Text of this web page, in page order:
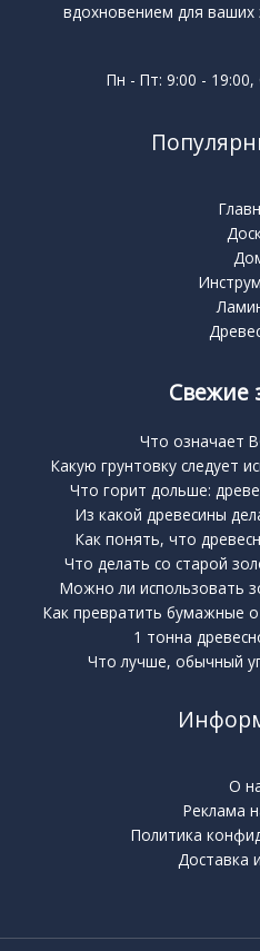
вдохновением для ваших
Пн - Пт: 9:00 -
Свежие
Что означает
Какую грунтовку следует
Что горит дольше:
Из какой древесины
Как понять, что
Что делать со старой
Можно ли использовать
Как превратить бумажные
1 тонна
Что лучше, обычный
О
Реклама
Политика
Доставка